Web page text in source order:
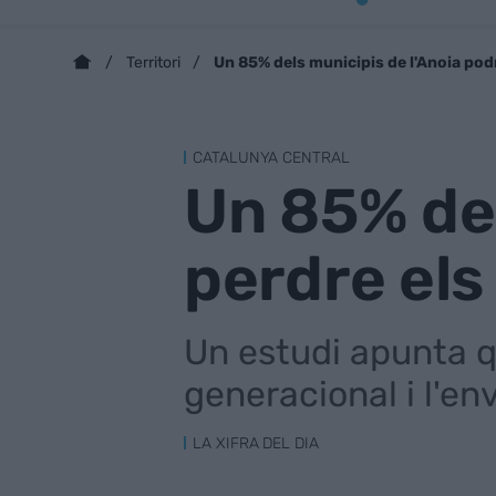
Territori Un 85% dels municipis de l'Anoia
CATALUNYA CENTRAL
Un 85%
perdre
Un estudi apunta
generacional i
LA XIFRA DEL DIA